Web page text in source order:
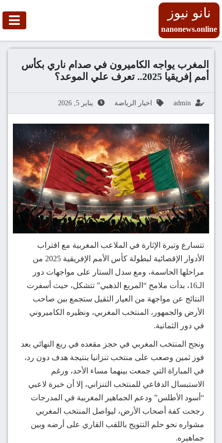
نانو نيوز
nanonews.online
المغرب يواجه الكاميرون في صدام ناري بكأس
أمم إفريقيا 2025.. تعرف علي الموعد؟
admin اخبار الرياضة يناير 5, 2026
تتسارع وتيرة الإثارة في الملاعب المغربية مع اقتراب
الأدوار الإقصائية لبطولة كأس الأمم الإفريقية 2025 من
مراحلها الحاسمة، ومع سدل الستار على مواجهات دور
الـ16، بدأت ملامح “المربع الذهبي” تتشكل، حيث أسفرت
النتائج عن مواجهة من العيار الثقيل ستجمع بين صاحب
الأرض والجمهور، المنتخب المغربي، ونظيره الكاميروني
في دور الثمانية.
ونجح المنتخب المغربي في حجز مقعده في ربع النهائي بعد
فوز ثمين وصعب على منتخب تنزانيا بنتيجة هدف دون رد،
في المباراة التي جمعت بينهما مساء الأحد، ورغم
الاستبسال الدفاعي للمنتخب التنزاني، إلا أن خبرة لاعبي
“أسود الأطلس” ودعم الجماهير المغربية في المدرجات
رجحت كفة أصحاب الأرض، ليواصل المنتخب المغربي
مشواره نحو حلم التتويج باللقب القاري على أرضه وبين
جماهيره.